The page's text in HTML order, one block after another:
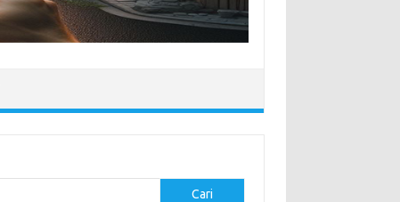
Cari